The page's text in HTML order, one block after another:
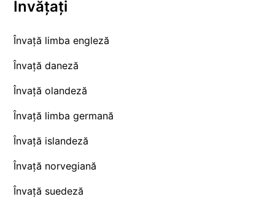
Învățați
Învață limba engleză
Învață daneză
Învață olandeză
Învață limba germană
Învață islandeză
Învață norvegiană
Învață suedeză